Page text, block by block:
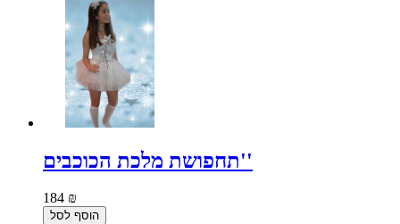
תחפושת מלכת הכוכבים''
184 ₪
הוסף לסל